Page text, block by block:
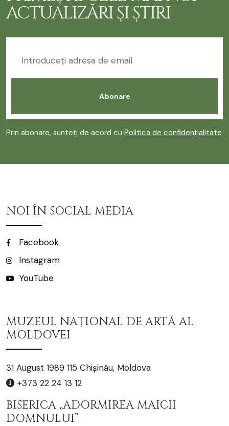
ACTUALIZĂRI ȘI ȘTIRI
Prin abonare, sunteți de acord cu Politica de confidențialitate
NOI ÎN SOCIAL MEDIA
Facebook
Instagram
YouTube
MUZEUL NAȚIONAL DE ARTĂ AL
MOLDOVEI
31 August 1989 115 Chișinău, Moldova
+373 22 24 13 12
BISERICA „ADORMIREA MAICII
DOMNULUI”